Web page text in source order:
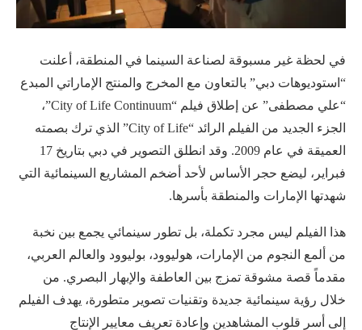
في لحظة غير مسبوقة لصناعة السينما في المنطقة، أعلنت
“استوديوهات دبي” بالتعاون مع المخرج والمنتج الإماراتي المبدع
“علي مصطفى” عن إطلاق فيلم “City of Life Continuum”،
الجزء الجديد من الفيلم الرائد “City of Life” الذي ترك بصمته
العميقة في عام 2009. وقد انطلق التصوير في دبي بتاريخ 17
فبراير، ليضع حجر الأساس لأحد أضخم المشاريع السينمائية التي
شهدتها الإمارات والمنطقة بأسرها.
هذا الفيلم ليس مجرد تكملة، بل تطور سينمائي يجمع بين نخبة
من ألمع النجوم من الإمارات، هوليوود، بوليوود والعالم العربي،
مقدماً قصة مشوقة تمزج بين العاطفة والإبهار البصري. من
خلال رؤية سينمائية جديدة وتقنيات تصوير متطورة، يهدف الفيلم
إلى أسر قلوب المشاهدين وإعادة تعريف معايير الإنتاج